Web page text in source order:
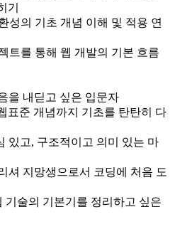
기
성의 기초 개념 이해 및 적용 연
트를 통해 웹 개발의 기본 흐름
을 내딛고 싶은 입문자
표준 개념까지 기초를 탄탄히 다
있고, 구조적이고 의미 있는 마
셔 지망생으로서 코딩에 처음 도
기술의 기본기를 정리하고 싶은